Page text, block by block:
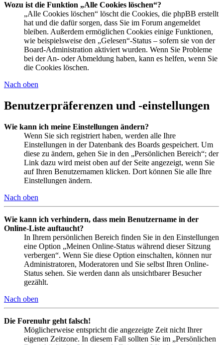
Wozu ist die Funktion „Alle Cookies löschen“?
„Alle Cookies löschen“ löscht die Cookies, die phpBB erstellt
hat und die dafür sorgen, dass Sie im Forum angemeldet
bleiben. Außerdem ermöglichen Cookies einige Funktionen,
wie beispielsweise den „Gelesen“-Status – sofern sie von der
Board-Administration aktiviert wurden. Wenn Sie Probleme
bei der An- oder Abmeldung haben, kann es helfen, wenn Sie
die Cookies löschen.
Nach oben
Benutzerpräferenzen und -einstellungen
Wie kann ich meine Einstellungen ändern?
Wenn Sie sich registriert haben, werden alle Ihre
Einstellungen in der Datenbank des Boards gespeichert. Um
diese zu ändern, gehen Sie in den „Persönlichen Bereich“; der
Link dazu wird meist oben auf der Seite angezeigt, wenn Sie
auf Ihren Benutzernamen klicken. Dort können Sie alle Ihre
Einstellungen ändern.
Nach oben
Wie kann ich verhindern, dass mein Benutzername in der
Online-Liste auftaucht?
In Ihrem persönlichen Bereich finden Sie in den Einstellungen
eine Option „Meinen Online-Status während dieser Sitzung
verbergen“. Wenn Sie diese Option einschalten, können nur
Administratoren, Moderatoren und Sie selbst Ihren Online-
Status sehen. Sie werden dann als unsichtbarer Besucher
gezählt.
Nach oben
Die Forenuhr geht falsch!
Möglicherweise entspricht die angezeigte Zeit nicht Ihrer
eigenen Zeitzone. In diesem Fall sollten Sie im „Persönlichen